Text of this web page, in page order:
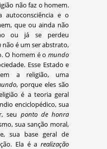
não faz o homem.
e o
que ou ainda não
ou já se perdeu
não é um ser abstrato,
O homem é omundo
Esse Estado e
a religião, uma
, porque eles são
é a teoria geral
enciclopédico, sua
seu ponto de honra
sua sanção moral,
sua base geral de
Ela é arealização